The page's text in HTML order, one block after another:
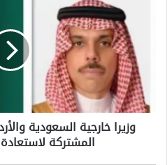
خارجية
السعودية
والأردن
يبحثان
هاتفيا
الجهود
المشتركة
لاستعادة
الأمنوزيرا خارجية السعودية
المشتركة